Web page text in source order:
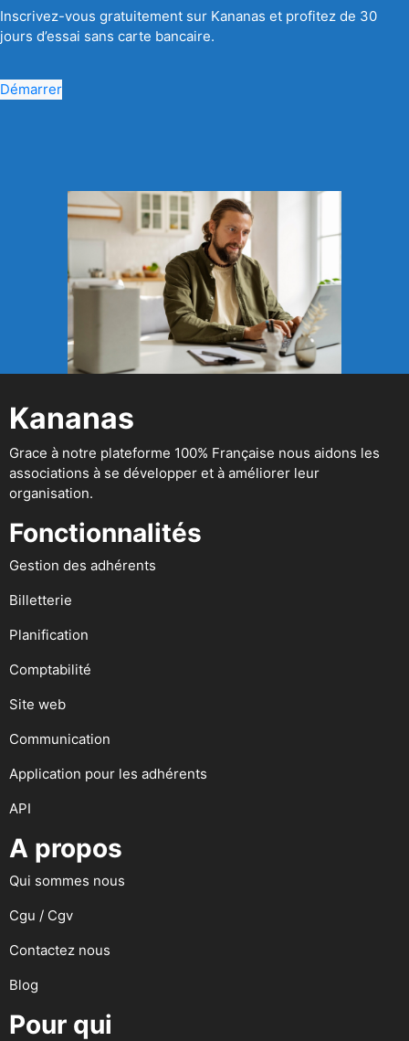
Inscrivez-vous gratuitement sur Kananas et profitez de 30
jours d’essai sans carte bancaire.
Démarrer
Kananas
Grace à notre plateforme 100% Française nous aidons les
associations à se développer et à améliorer leur
organisation.
Fonctionnalités
Gestion des adhérents
Billetterie
Planification
Comptabilité
Site web
Communication
Application pour les adhérents
API
A propos
Qui sommes nous
Cgu / Cgv
Contactez nous
Blog
Pour qui